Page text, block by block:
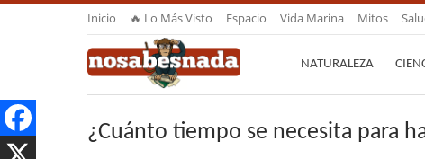
Inicio 🔥 Lo Más Visto Espacio Vida Marina Mitos
NATURALEZA
¿Cuánto tiempo se necesita para